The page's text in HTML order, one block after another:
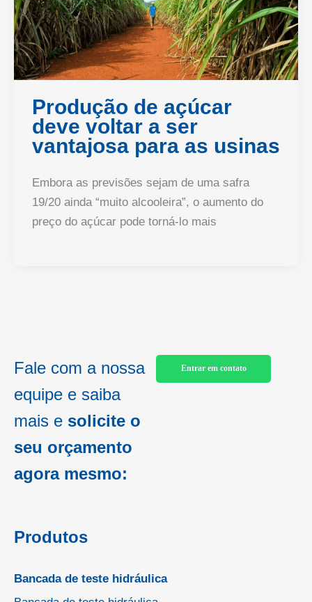
Produção de açúcar
deve voltar a ser
vantajosa para as usinas
Embora as previsões sejam de uma safra
19/20 ainda “muito alcooleira”, o aumento do
preço do açúcar pode torná-lo mais
Fale com a nossa
equipe e saiba
mais e solicite o
seu orçamento
agora mesmo:
Entrar em contato
Produtos
Bancada de teste hidráulica